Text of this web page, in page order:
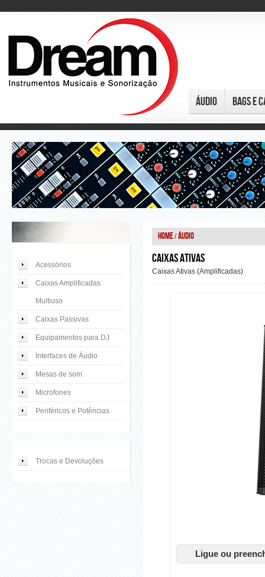
Áudio Bags e
Acessórios
Caixas Amplificadas
Multiuso
Caixas Passivas
Equipamentos para DJ
Interfaces de Áudio
Mesas de som
Microfones
Periféricos e Potências
Trocas e Devoluções
Home /Áudio
Caixas Ativas
Caixas Ativas (Amplificadas)
Ligue ou